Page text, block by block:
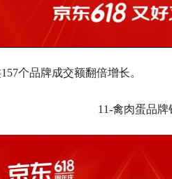
个品牌成交额翻倍增长。
11-禽肉蛋品牌